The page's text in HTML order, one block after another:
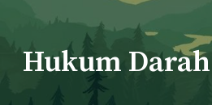
Hukum